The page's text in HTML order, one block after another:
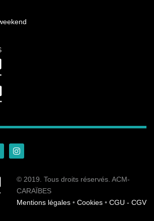
© 2019. Tous droits réservés. ACM-
CARAÏBES
Mentions légales • Cookies • CGU - CGV